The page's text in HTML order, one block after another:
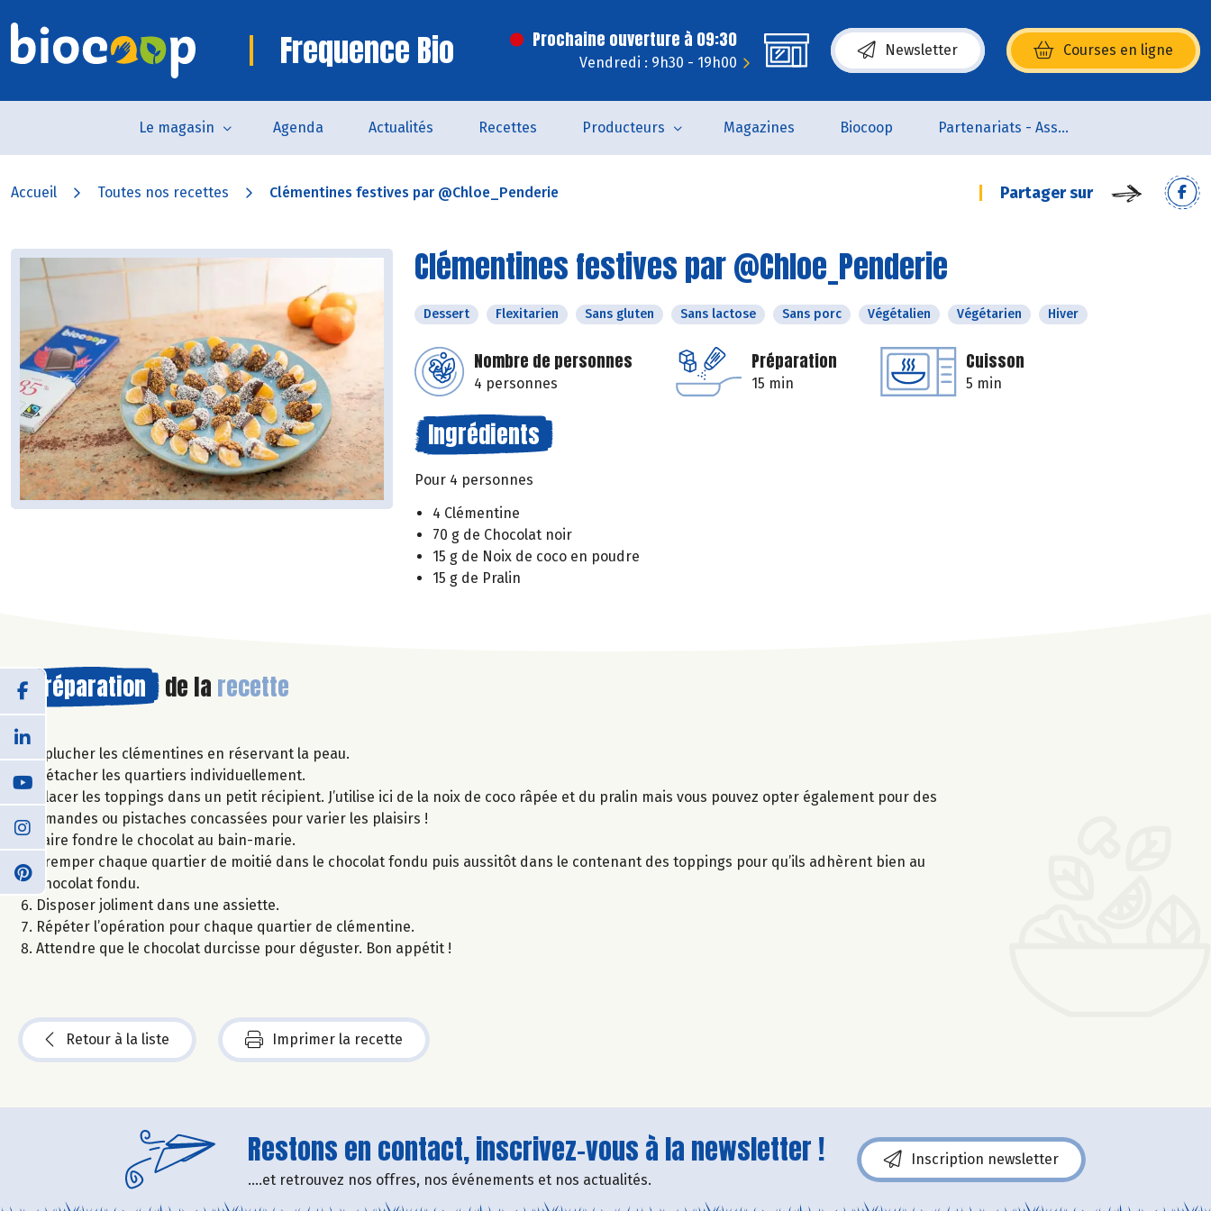
Frequence Bio Prochaine ouverture à 09:30
Vendredi : 9h30 - 19h00
Newsletter Courses en ligne
(s’ouvre dans une nouvelle fenêtre)
Le magasin Agenda Actualités Recettes Producteurs Magazines Biocoop Partenariats - Associations
Accueil Toutes nos recettes Clémentines festives par @Chloe_Penderie Partager sur
Clémentines festives par @Chloe_Penderie
Dessert Flexitarien Sans gluten Sans lactose Sans porc Végétalien Végétarien Hiver
Nombre de personnes
4 personnes
Préparation
15 min
Cuisson
5 min
Ingrédients
Pour 4 personnes
4 Clémentine
70 g de Chocolat noir
15 g de Noix de coco en poudre
15 g de Pralin
Préparation de la recette
Éplucher les clémentines en réservant la peau.
Détacher les quartiers individuellement.
Placer les toppings dans un petit récipient. J’utilise ici de la noix de coco râpée et du pralin mais vous pouvez opter également pour des
amandes ou pistaches concassées pour varier les plaisirs !
Faire fondre le chocolat au bain-marie.
Tremper chaque quartier de moitié dans le chocolat fondu puis aussitôt dans le contenant des toppings pour qu’ils adhèrent bien au
chocolat fondu.
Disposer joliment dans une assiette.
Répéter l’opération pour chaque quartier de clémentine.
Attendre que le chocolat durcisse pour déguster. Bon appétit !
Retour à la liste Imprimer la recette
Restons en contact, inscrivez-vous à la newsletter !
....et retrouvez nos offres, nos événements et nos actualités.
Inscription newsletter